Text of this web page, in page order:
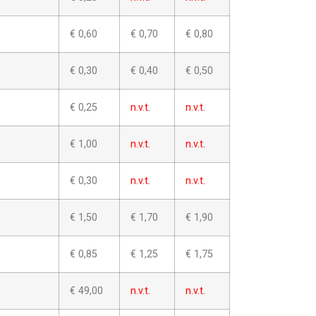
€ 0,60 € 0,70 € 0,80
€ 0,30 € 0,40 € 0,50
€ 0,25 n.v.t. n.v.t.
€ 1,00 n.v.t. n.v.t.
€ 0,30 n.v.t. n.v.t.
€ 1,50 € 1,70 € 1,90
€ 0,85 € 1,25 € 1,75
€ 49,00 n.v.t. n.v.t.